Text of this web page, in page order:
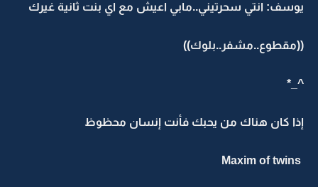
يوسف: انتي سحرتيني..مابي اعيش مع اي بنت ثانية غيرك
((مقطوع..مشفر..بلوك))
^_*
إذا كان هناك من يحبك فأنت إنسان محظوظ